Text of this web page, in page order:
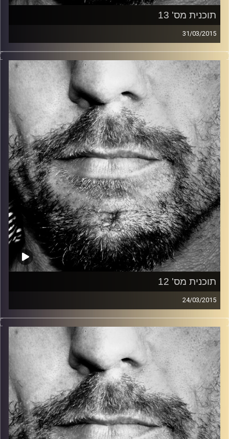
תוכנית מס' 13
31/03/2015
זיפים, מוזיקה מחוספסת של הופעות חיות. הרבה ג'אם, רוק,
בלוז, bluegrass, ג'אז, Fאנק, פרוגרסיב ואפילו אלקטרוניקה.
כל מה שחי, אמיתי ונושם.
עם שמוליק רגב.
קרדיט תמונות: David Goehring
תוכנית מס' 12
24/03/2015
זיפים, מוזיקה מחוספסת של הופעות חיות. הרבה ג'אם, רוק,
בלוז, bluegrass, ג'אז, Fאנק, פרוגרסיב ואפילו אלקטרוניקה.
כל מה שחי, אמיתי ונושם.
עם שמוליק רגב.
קרדיט תמונות: David Goehring